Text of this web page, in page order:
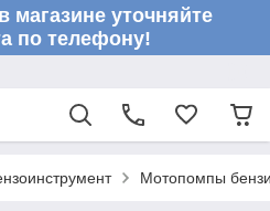
магазине уточняйте
по телефону!
Мотопомпы